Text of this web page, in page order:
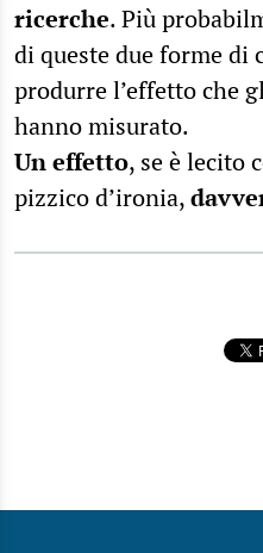
ricerche. Più
di queste due forme di
produrre l’effetto che
hanno misurato.
Un effetto, se è lecito
pizzico d’ironia,